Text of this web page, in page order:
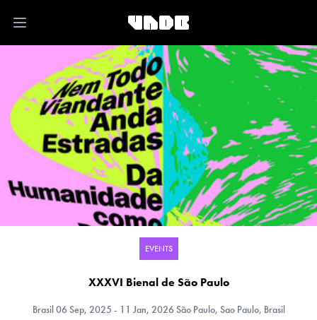
Open main menu
EVENTS
XXXVI Bienal de São Paulo
Brasil06 Sep, 2025 - 11 Jan, 2026 São Paulo, Sao Paulo, Brasil